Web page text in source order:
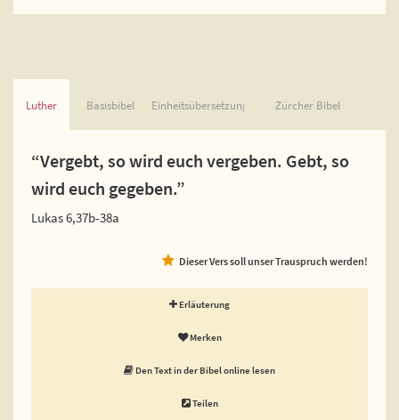
Luther Basisbibel Einheitsübersetzung Zürcher Bibel
“Vergebt, so wird euch vergeben. Gebt, so
wird euch gegeben.”
Lukas 6,37b-38a
Dieser Vers soll unser Trauspruch werden!
Erläuterung
Merken
Den Text in der Bibel online lesen
Teilen